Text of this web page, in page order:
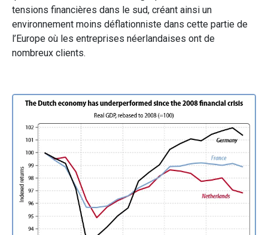
tensions financières dans le sud, créant ainsi un
environnement moins déflationniste dans cette partie de
l’Europe où les entreprises néerlandaises ont de
nombreux clients.